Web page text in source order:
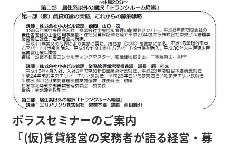
※詳細は添付資料をご覧下さい。
※申込の締切は、5月31日(金)としますが、定員にな
れば期日前でも
お断りさせて頂くことになりますので、今すぐお
申し込みください。
ポラスセミナーのご案内
『(仮)賃貸経営の実務者が語る経営・募